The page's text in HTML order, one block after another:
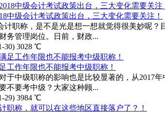
中级会计考试政策出台，三大变化需要关注！
计职称，是不是光是想一想就觉得很美妙呢
务管理岗位。日前，财政...
30) 3028 ℃
工作年限也不能报考中级职称！
于中级职称的影响也是比较显著的，从2017
不要考中级？大家这种顾...
29) 3984 ℃